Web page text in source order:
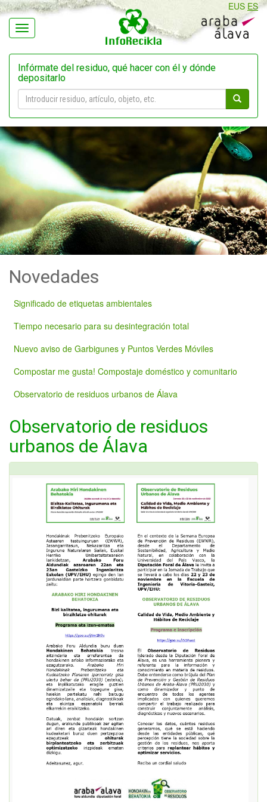
Navegación
EUS ES
Infórmate del residuo, qué hacer con él y dónde
depositarlo
Novedades
Significado de etiquetas ambientales
Tiempo necesario para su desintegración total
Nuevo aviso de Garbigunes y Puntos Verdes Móviles
Compostar me gusta! Compostaje doméstico y comunitario
Observatorio de residuos urbanos de Álava
Observatorio de residuos
urbanos de Álava